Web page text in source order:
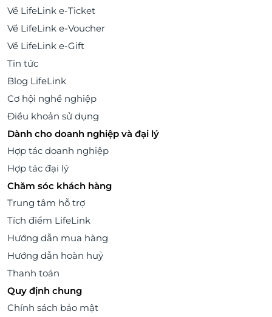
Về LifeLink e-Ticket
Về LifeLink e-Voucher
Về LifeLink e-Gift
Tin tức
Blog LifeLink
Cơ hội nghề nghiệp
Điều khoản sử dụng
Dành cho doanh nghiệp và đại lý
Hợp tác doanh nghiệp
Hợp tác đại lý
Chăm sóc khách hàng
Trung tâm hỗ trợ
Tích điểm LifeLink
Hướng dẫn mua hàng
Hướng dẫn hoàn huỷ
Thanh toán
Quy định chung
Chính sách bảo mật